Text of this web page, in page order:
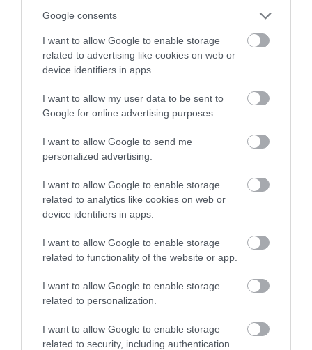
Google consents
I want to allow Google to enable storage
related to advertising like cookies on web or
device identifiers in apps.
I want to allow my user data to be sent to
Google for online advertising purposes.
I want to allow Google to send me
personalized advertising.
I want to allow Google to enable storage
related to analytics like cookies on web or
device identifiers in apps.
I want to allow Google to enable storage
related to functionality of the website or app.
I want to allow Google to enable storage
related to personalization.
I want to allow Google to enable storage
related to security, including authentication
PRONEWS.GR /ΚΟΣΜΟΣ
Λάθος των βρετανικών Αρχών άφησε
40χρονο ημιτυφλό ελεύθερο να βιάσει
και να σκοτώσει δύο ιερόδουλες
07.08.2026 | 23:22
PRONEWS.GR /ΚΟΣΜΟΣ